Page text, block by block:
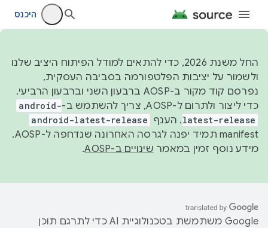
היכנס
החל משנת 2026, כדי להתאים למודל הפיתוח היציב שלנו
ולשמור על יציבות הפלטפורמה בסביבה העסקית,
נפרסם קוד מקור ב-AOSP ברבעון השני וברבעון הרביעי.
כדי ליצור ולתרום ל-AOSP, צריך להשתמש ב-
android-
latest-release. הענף android-latest-release
manifest תמיד יפנה לגרסה האחרונה שנדחפה ל-AOSP.
מידע נוסף זמין במאמר שינויים ב-AOSP .
‫Google משתמשת בטכנולוגיית AI כדי לתרגם תוכן